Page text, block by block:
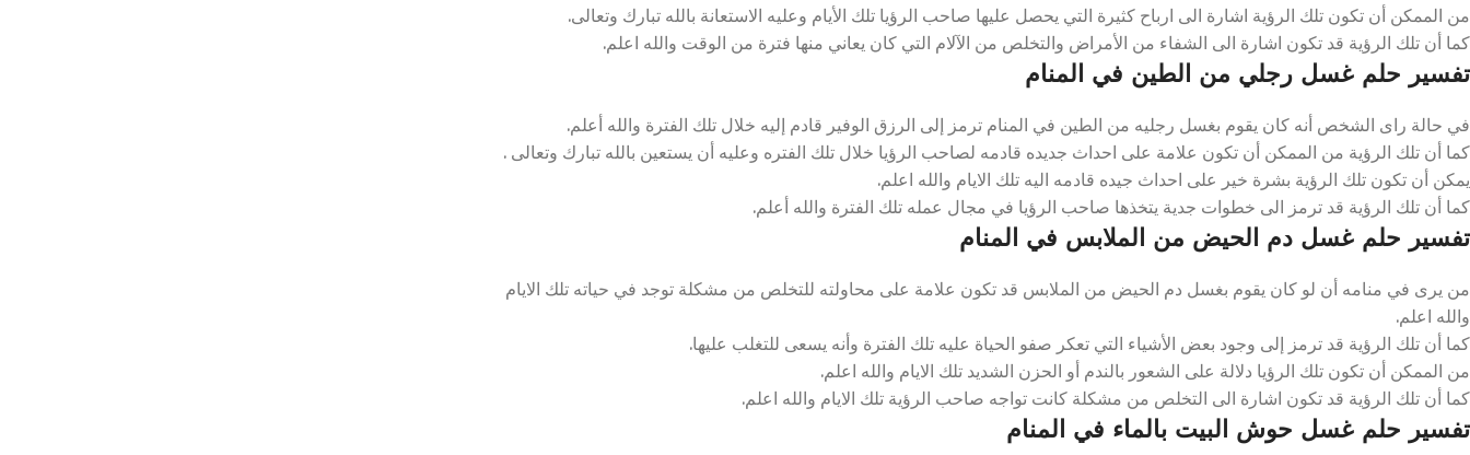
من الممكن أن تكون تلك الرؤية اشارة الى ارباح كثيرة التي يحصل عليها صاحب الرؤيا تلك الأيام وعليه الاستعانة بالله تبارك وتعالى.
كما أن تلك الرؤية قد تكون اشارة الى الشفاء من الأمراض والتخلص من الآلام التي كان يعاني منها فترة من الوقت والله اعلم.
تفسير حلم غسل رجلي من الطين في المنام
في حالة راى الشخص أنه كان يقوم بغسل رجليه من الطين في المنام ترمز إلى الرزق الوفير قادم إليه خلال تلك الفترة والله أعلم.
كما أن تلك الرؤية من الممكن أن تكون علامة على احداث جديده قادمه لصاحب الرؤيا خلال تلك الفتره وعليه أن يستعين بالله تبارك وتعالى .
يمكن أن تكون تلك الرؤية بشرة خير على احداث جيده قادمه اليه تلك الايام والله اعلم.
كما أن تلك الرؤية قد ترمز الى خطوات جدية يتخذها صاحب الرؤيا في مجال عمله تلك الفترة والله أعلم.
تفسير حلم غسل دم الحيض من الملابس في المنام
من يرى في منامه أن لو كان يقوم بغسل دم الحيض من الملابس قد تكون علامة على محاولته للتخلص من مشكلة توجد في حياته تلك الايام
والله اعلم.
كما أن تلك الرؤية قد ترمز إلى وجود بعض الأشياء التي تعكر صفو الحياة عليه تلك الفترة وأنه يسعى للتغلب عليها.
من الممكن أن تكون تلك الرؤيا دلالة على الشعور بالندم أو الحزن الشديد تلك الايام والله اعلم.
كما أن تلك الرؤية قد تكون اشارة الى التخلص من مشكلة كانت تواجه صاحب الرؤية تلك الايام والله اعلم.
تفسير حلم غسل حوش البيت بالماء في المنام